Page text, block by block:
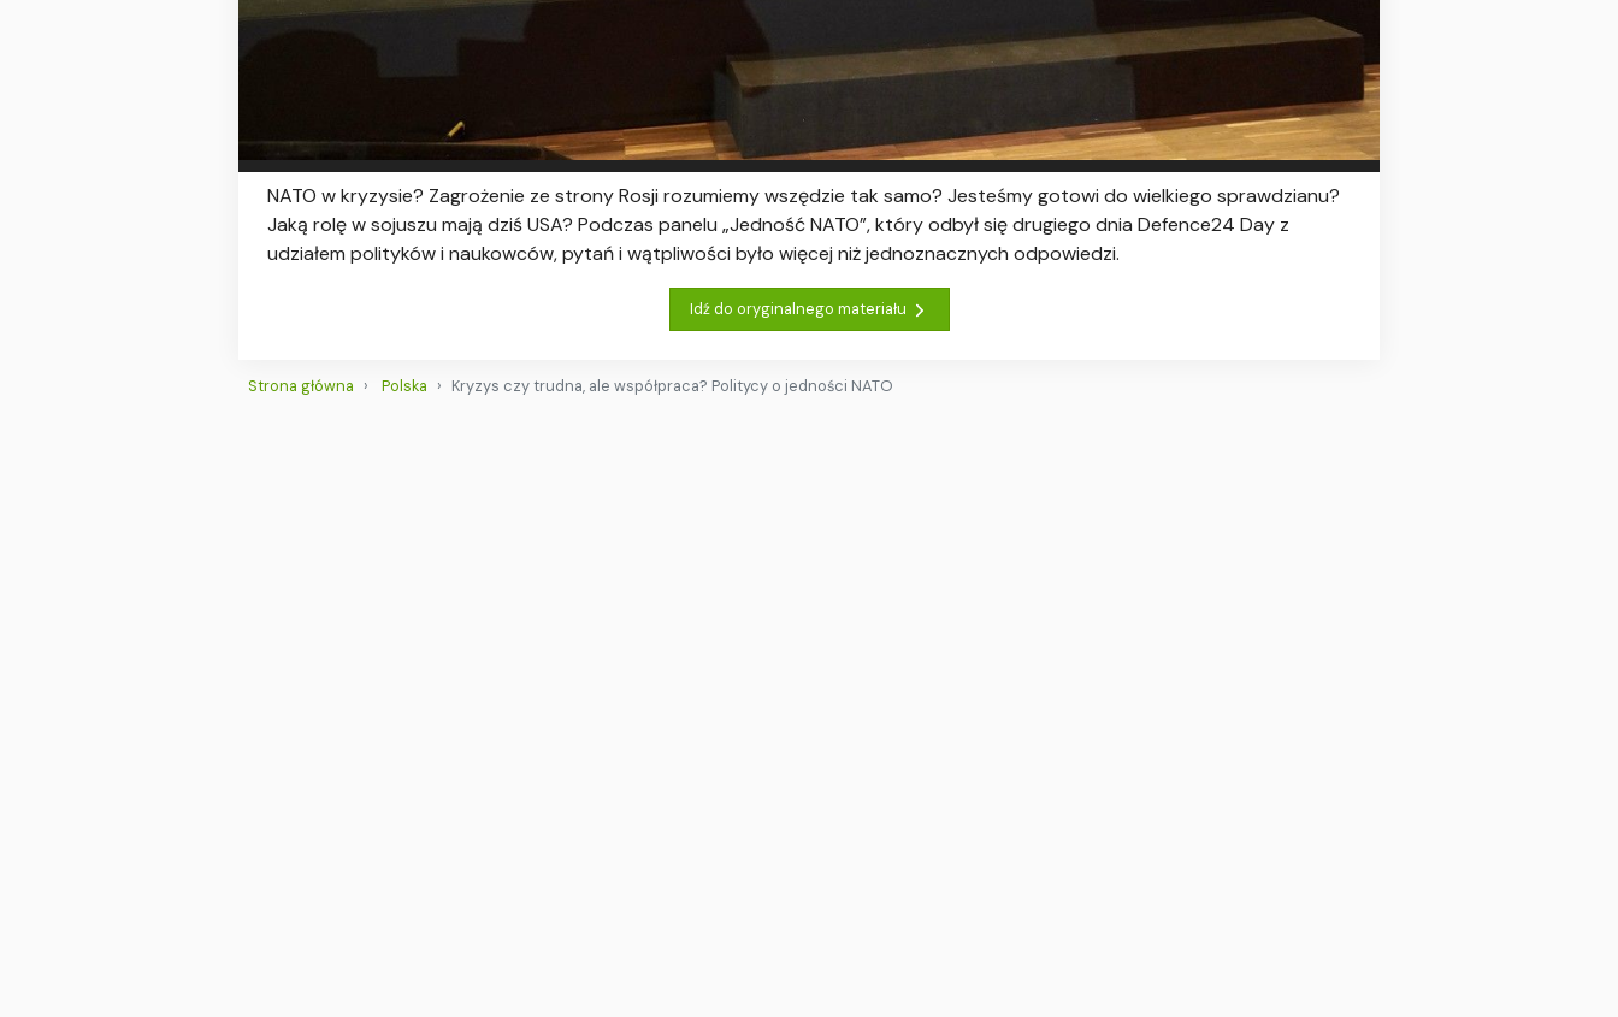
NATO w kryzysie? Zagrożenie ze strony Rosji rozumiemy wszędzie tak samo? Jesteśmy gotowi do wielkiego sprawdzianu?
Jaką rolę w sojuszu mają dziś USA? Podczas panelu „Jedność NATO”, który odbył się drugiego dnia Defence24 Day z
udziałem polityków i naukowców, pytań i wątpliwości było więcej niż jednoznacznych odpowiedzi.
Idź do oryginalnego materiału
Strona główna Polska Kryzys czy trudna, ale współpraca? Politycy o jedności NATO